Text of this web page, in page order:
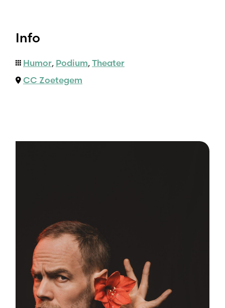
Info
Humor, Podium,Theater
CC Zoetegem